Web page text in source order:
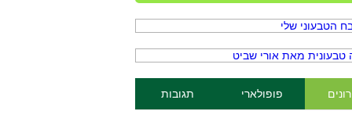
פופולארי תגובות